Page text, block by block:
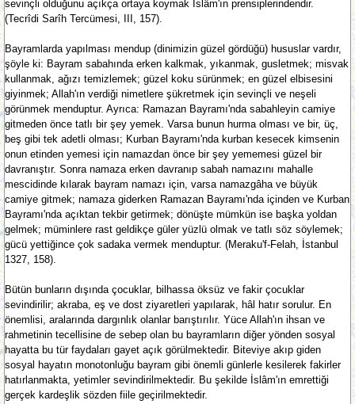
sevinçli olduğunu açıkça ortaya koymak İslâm'ın prensiplerindendir.
(Tecrîdi Sarîh Tercümesi, III, 157).
Bayramlarda yapılması mendup (dinimizin güzel gördüğü) hususlar vardır,
şöyle ki: Bayram sabahında erken kalkmak, yıkanmak, gusletmek; misvak
kullanmak, ağızı temizlemek; güzel koku sürünmek; en güzel elbisesini
giyinmek; Allah'ın verdiği nimetlere şükretmek için sevinçli ve neşeli
görünmek menduptur. Ayrıca: Ramazan Bayramı'nda sabahleyin camiye
gitmeden önce tatlı bir şey yemek. Varsa bunun hurma olması ve bir, üç,
beş gibi tek adetli olması; Kurban Bayramı'nda kurban kesecek kimsenin
onun etinden yemesi için namazdan önce bir şey yememesi güzel bir
davranıştır. Sonra namaza erken davranıp sabah namazını mahalle
mescidinde kılarak bayram namazı için, varsa namazgâha ve büyük
camiye gitmek; namaza giderken Ramazan Bayramı'nda içinden ve Kurban
Bayramı'nda açıktan tekbir getirmek; dönüşte mümkün ise başka yoldan
gelmek; müminlere rast geldikçe güler yüzlü olmak ve tatlı söz söylemek;
gücü yettiğince çok sadaka vermek menduptur. (Meraku'f-Felah, İstanbul
1327, 158).
Bütün bunların dışında çocuklar, bilhassa öksüz ve fakir çocuklar
sevindirilir; akraba, eş ve dost ziyaretleri yapılarak, hâl hatır sorulur. En
önemlisi, aralarında dargınlık olanlar barıştırılır. Yüce Allah'ın ihsan ve
rahmetinin tecellisine de sebep olan bu bayramların diğer yönden sosyal
hayatta bu tür faydaları gayet açık görülmektedir. Biteviye akıp giden
sosyal hayatın monotonluğu bayram gibi önemli günlerle kesilerek fakirler
hatırlanmakta, yetimler sevindirilmektedir. Bu şekilde İslâm'ın emrettiği
gerçek kardeşlik sözden fiile geçirilmektedir.